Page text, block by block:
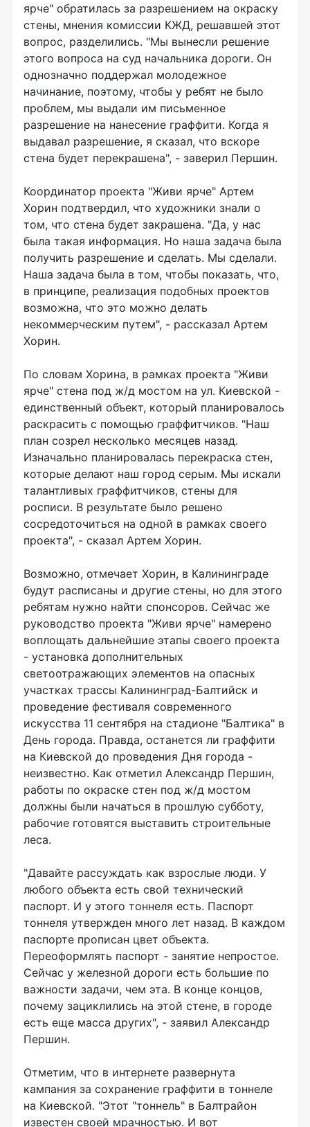
ярче" обратилась за разрешением на окраску
стены, мнения комиссии КЖД, решавшей этот
вопрос, разделились. "Мы вынесли решение
этого вопроса на суд начальника дороги. Он
однозначно поддержал молодежное
начинание, поэтому, чтобы у ребят не было
проблем, мы выдали им письменное
разрешение на нанесение граффити. Когда я
выдавал разрешение, я сказал, что вскоре
стена будет перекрашена", - заверил Першин.
Координатор проекта "Живи ярче" Артем
Хорин подтвердил, что художники знали о
том, что стена будет закрашена. "Да, у нас
была такая информация. Но наша задача была
получить разрешение и сделать. Мы сделали.
Наша задача была в том, чтобы показать, что,
в принципе, реализация подобных проектов
возможна, что это можно делать
некоммерческим путем", - рассказал Артем
Хорин.
По словам Хорина, в рамках проекта "Живи
ярче" стена под ж/д мостом на ул. Киевской -
единственный объект, который планировалось
раскрасить с помощью граффитчиков. "Наш
план созрел несколько месяцев назад.
Изначально планировалась перекраска стен,
которые делают наш город серым. Мы искали
талантливых граффитчиков, стены для
росписи. В результате было решено
сосредоточиться на одной в рамках своего
проекта", - сказал Артем Хорин.
Возможно, отмечает Хорин, в Калининграде
будут расписаны и другие стены, но для этого
ребятам нужно найти спонсоров. Сейчас же
руководство проекта "Живи ярче" намерено
воплощать дальнейшие этапы своего проекта
- установка дополнительных
светоотражающих элементов на опасных
участках трассы Калининград-Балтийск и
проведение фестиваля современного
искусства 11 сентября на стадионе "Балтика" в
День города. Правда, останется ли граффити
на Киевской до проведения Дня города -
неизвестно. Как отметил Александр Першин,
работы по окраске стен под ж/д мостом
должны были начаться в прошлую субботу,
рабочие готовятся выставить строительные
леса.
"Давайте рассуждать как взрослые люди. У
любого объекта есть свой технический
паспорт. И у этого тоннеля есть. Паспорт
тоннеля утвержден много лет назад. В каждом
паспорте прописан цвет объекта.
Переоформлять паспорт - занятие непростое.
Сейчас у железной дороги есть большие по
важности задачи, чем эта. В конце концов,
почему зациклились на этой стене, в городе
есть еще масса других", - заявил Александр
Першин.
Отметим, что в интернете развернута
кампания за сохранение граффити в тоннеле
на Киевской. "Этот "тоннель" в Балтрайон
известен своей мрачностью. И вот